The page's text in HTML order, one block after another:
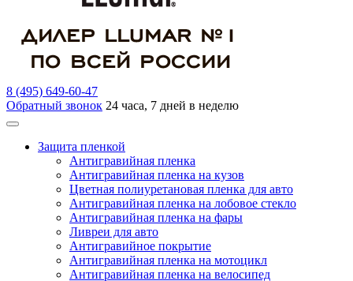
8 (495) 649-60-47
Обратный звонок 24 часа, 7 дней в неделю
Защита пленкой
Антигравийная пленка
Антигравийная пленка на кузов
Цветная полиуретановая пленка для авто
Антигравийная пленка на лобовое стекло
Антигравийная пленка на фары
Ливреи для авто
Антигравийное покрытие
Антигравийная пленка на мотоцикл
Антигравийная пленка на велосипед